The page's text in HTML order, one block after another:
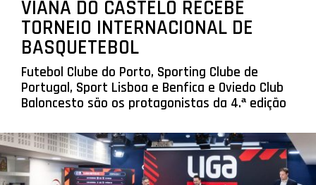
VIANA DO CASTELO RECEBE
TORNEIO INTERNACIONAL DE
BASQUETEBOL
Futebol Clube do Porto, Sporting Clube de
Portugal, Sport Lisboa e Benfica e Oviedo Club
Baloncesto são os protagonistas da 4.ª edição